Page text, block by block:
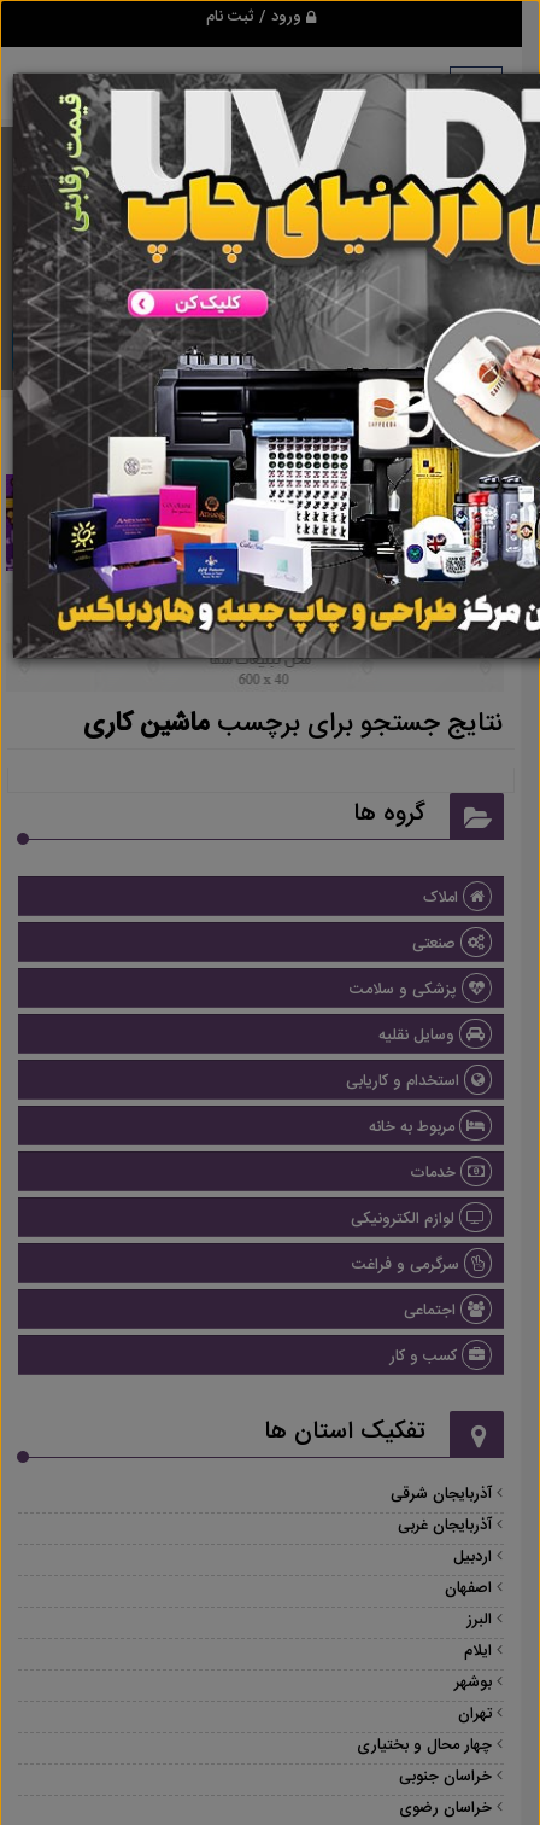
ورود / ثبت نام
برنامه اندروید ابزاریراق
مرجع نیازمندیهای ابزار و یراق آلات عمومی و صنعتی
دانلود
ابزاریراق ماشین کاری نتایج جستجو برای برچسبماشین کاری
نتایج جستجو برای برچسبماشین کاری
گروه ها
املاک
صنعتی
پزشکی و سلامت
وسایل نقلیه
استخدام و کاریابی
مربوط به خانه
خدمات
لوازم الکترونیکی
سرگرمی و فراغت
اجتماعی
کسب و کار
تفکیک استان ها
آذربایجان شرقی
آذربایجان غربی
اردبیل
اصفهان
البرز
ایلام
بوشهر
تهران
چهار محال و بختیاری
خراسان جنوبی
خراسان رضوی